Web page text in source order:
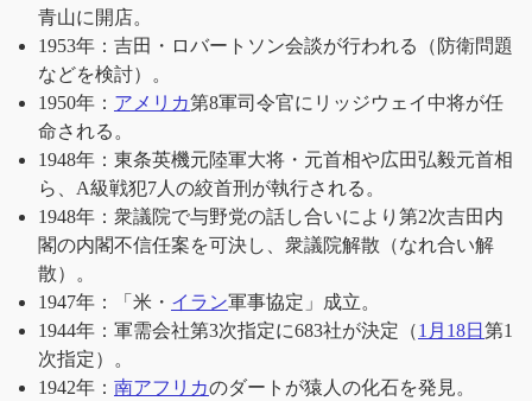
青山に開店。
1953年：吉田・ロバートソン会談が行われる（防衛問題
などを検討）。
1950年： アメリカ第8軍司令官にリッジウェイ中将が任
命される。
1948年：東条英機元陸軍大将・元首相や広田弘毅元首相
ら、A級戦犯7人の絞首刑が執行される。
1948年：衆議院で与野党の話し合いにより第2次吉田内
閣の内閣不信任案を可決し、衆議院解散（なれ合い解
散）。
1947年：「米・ イラン軍事協定」成立。
1944年：軍需会社第3次指定に683社が決定（1月18日 第1
次指定）。
1942年： 南アフリカのダートが猿人の化石を発見。